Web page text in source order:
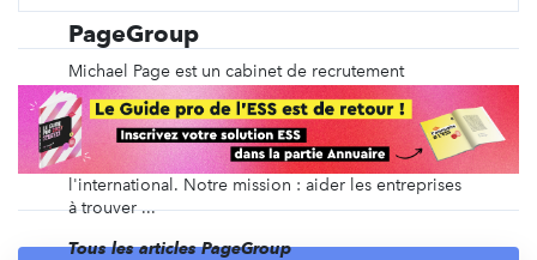
PageGroup
Michael Page est un cabinet de recrutement
spécialisé depuis plus de 40 ans dans le
recrutement en CDI, en intérim, en management de
transition, ainsi que du recrutement de dirigeants et
des recrutements volumiques, en France et à
l'international. Notre mission : aider les entreprises
à trouver ...
Tous les articles PageGroup